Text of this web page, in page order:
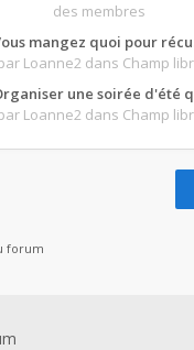
des membres
Loanne2 dans Champ
Loanne2 dans Champ
forum